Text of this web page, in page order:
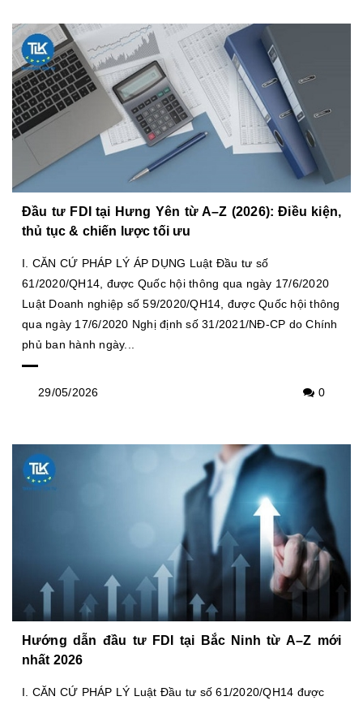
Đầu tư FDI tại Hưng Yên từ A–Z (2026): Điều kiện,
thủ tục & chiến lược tối ưu
I. CĂN CỨ PHÁP LÝ ÁP DỤNG Luật Đầu tư số
61/2020/QH14, được Quốc hội thông qua ngày 17/6/2020
Luật Doanh nghiệp số 59/2020/QH14, được Quốc hội thông
qua ngày 17/6/2020 Nghị định số 31/2021/NĐ-CP do Chính
phủ ban hành ngày...
29/05/2026 0
Hướng dẫn đầu tư FDI tại Bắc Ninh từ A–Z mới
nhất 2026
I. CĂN CỨ PHÁP LÝ Luật Đầu tư số 61/2020/QH14 được